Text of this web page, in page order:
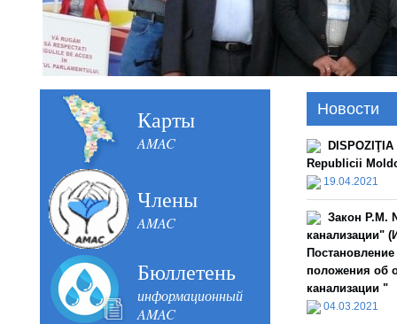
Карты
AMAC
Члены
AMAC
Бюллетень
информационный
AMAC
Новости
Republicii
19.04.2021
Закон Р.М.
канализации"
положения об
канализации "
04.03.2021